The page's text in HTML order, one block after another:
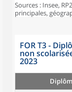
Sources : Insee,
principales,
FOR T3 -
non
2023